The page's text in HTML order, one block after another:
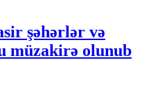
şəhərlər və
müzakirə olunub